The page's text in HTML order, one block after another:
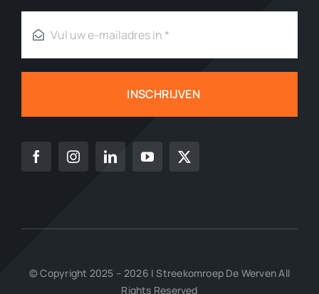
INSCHRIJVEN
© Copyright 2025 – 2026 | Streekomroep De Werven All
Rights Reserved